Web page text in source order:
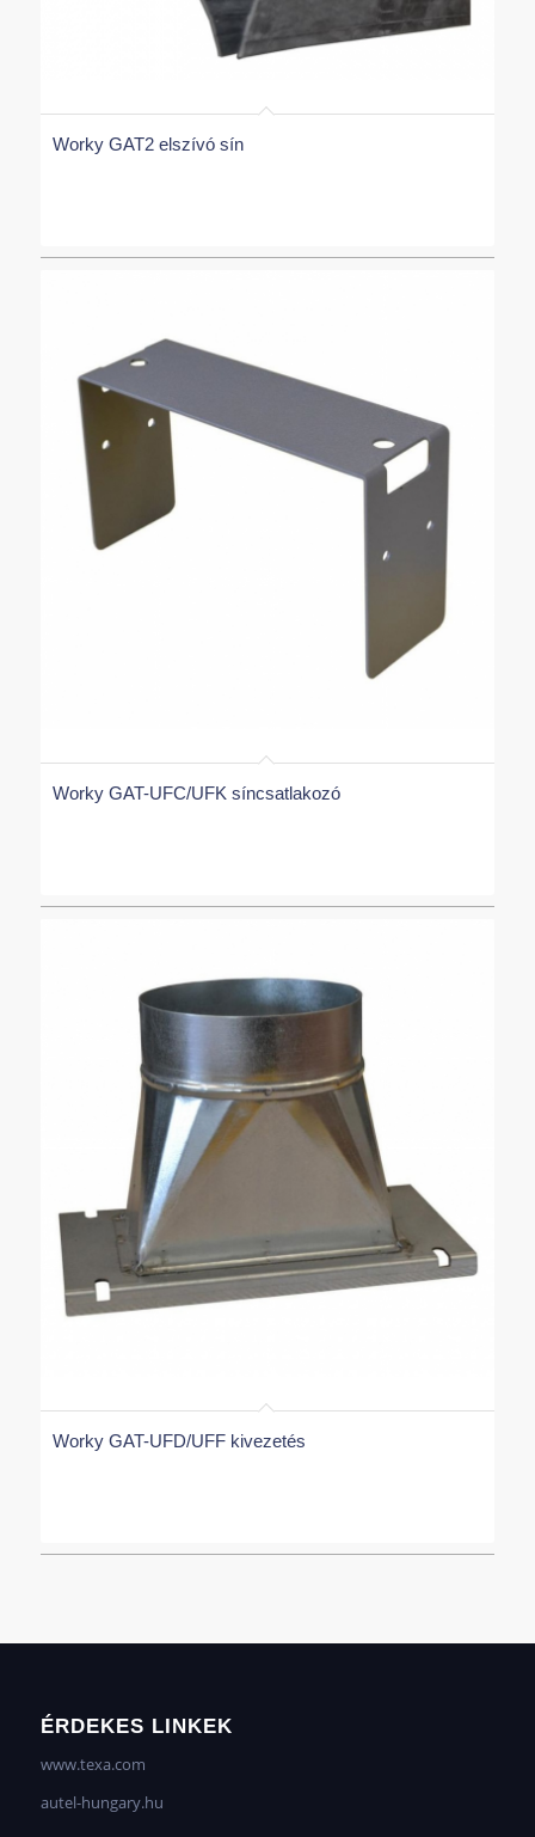
Worky GAT2 elszívó sín
Worky GAT-UFC/UFK síncsatlakozó
Worky GAT-UFD/UFF kivezetés
ÉRDEKES LINKEK
www.texa.com
autel-hungary.hu